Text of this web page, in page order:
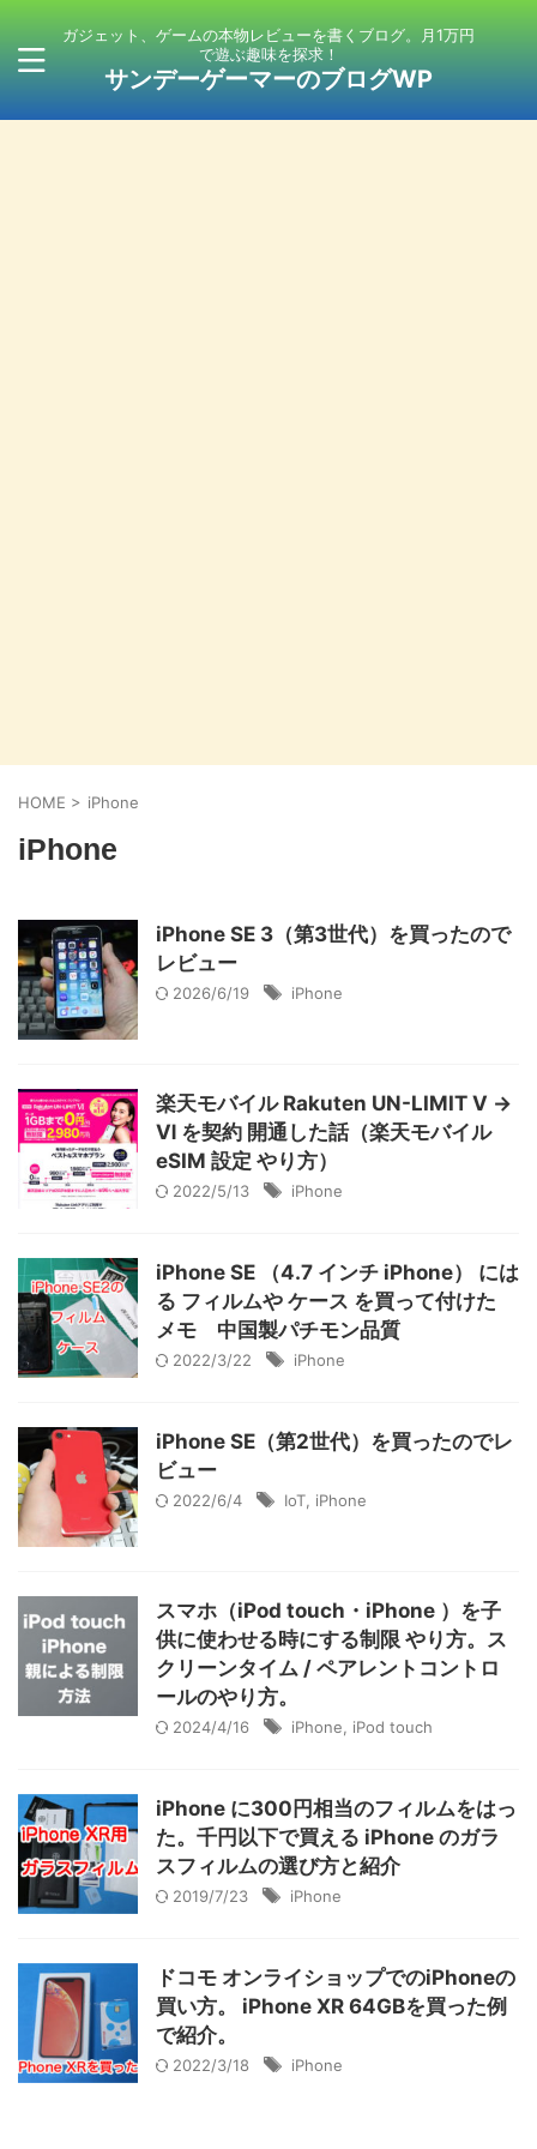
ガジェット、ゲームの本物レビューを書くブログ。月1万円
で遊ぶ趣味を探求！
サンデーゲーマーのブログWP
HOME > iPhone
iPhone
iPhone SE 3（第3世代）を買ったので
レビュー
2026/6/19 iPhone
楽天モバイル Rakuten UN-LIMIT Ⅴ →
Ⅵ を契約 開通した話（楽天モバイル
eSIM 設定 やり方）
2022/5/13 iPhone
iPhone SE （4.7 インチ iPhone） には
る フィルムや ケース を買って付けた
メモ 中国製パチモン品質
2022/3/22 iPhone
iPhone SE（第2世代）を買ったのでレ
ビュー
2022/6/4 IoT iPhone
スマホ（iPod touch・iPhone ）を子
供に使わせる時にする制限 やり方。ス
クリーンタイム / ペアレントコントロ
ールのやり方。
2024/4/16 iPhone iPod touch
iPhone に300円相当のフィルムをはっ
た。千円以下で買える iPhone のガラ
スフィルムの選び方と紹介
2019/7/23 iPhone
ドコモ オンライショップでのiPhoneの
買い方。 iPhone XR 64GBを買った例
で紹介。
2022/3/18 iPhone